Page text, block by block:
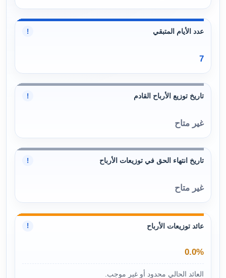
عدد الأيام المتبقي !
7
تاريخ توزيع الأرباح القادم !
غير متاح
تاريخ انتهاء الحق في توزيعات الأرباح !
غير متاح
عائد توزيعات الأرباح !
0.0%
العائد الحالي محدود أو غير موجب.